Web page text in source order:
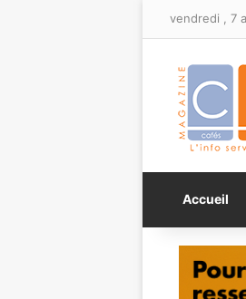
vendredi , 7
Accueil